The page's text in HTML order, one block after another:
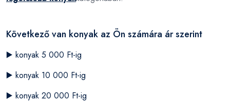
Következő van konyak az Ön számára ár szerint
▶️ konyak 5 000 Ft-ig
▶️ konyak 10 000 Ft-ig
▶️ konyak 20 000 Ft-ig